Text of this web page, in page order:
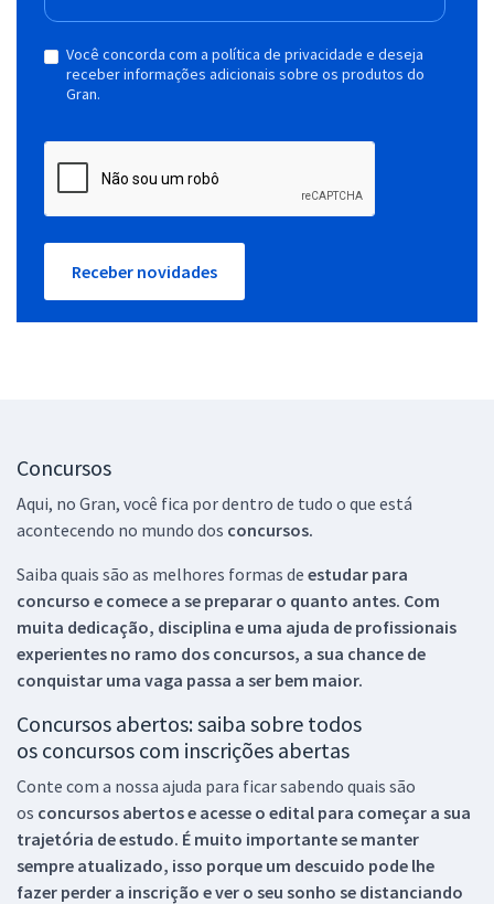
Você concorda com a política de privacidade e deseja
receber informações adicionais sobre os produtos do
Gran.
Receber novidades
Concursos
Aqui, no Gran, você fica por dentro de tudo o que está
acontecendo no mundo dos concursos.
Saiba quais são as melhores formas de estudar para
concurso e comece a se preparar o quanto antes. Com
muita dedicação, disciplina e uma ajuda de profissionais
experientes no ramo dos concursos, a sua chance de
conquistar uma vaga passa a ser bem maior.
Concursos abertos: saiba sobre todos
os concursos com inscrições abertas
Conte com a nossa ajuda para ficar sabendo quais são
os concursos abertos e acesse o edital para começar a sua
trajetória de estudo. É muito importante se manter
sempre atualizado, isso porque um descuido pode lhe
fazer perder a inscrição e ver o seu sonho se distanciando